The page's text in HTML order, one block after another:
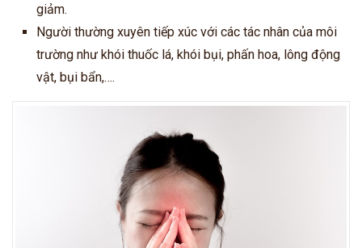
giảm.
Người thường xuyên tiếp xúc với các tác nhân của môi
trường như khói thuốc lá, khói bụi, phấn hoa, lông động
vật, bụi bẩn,….